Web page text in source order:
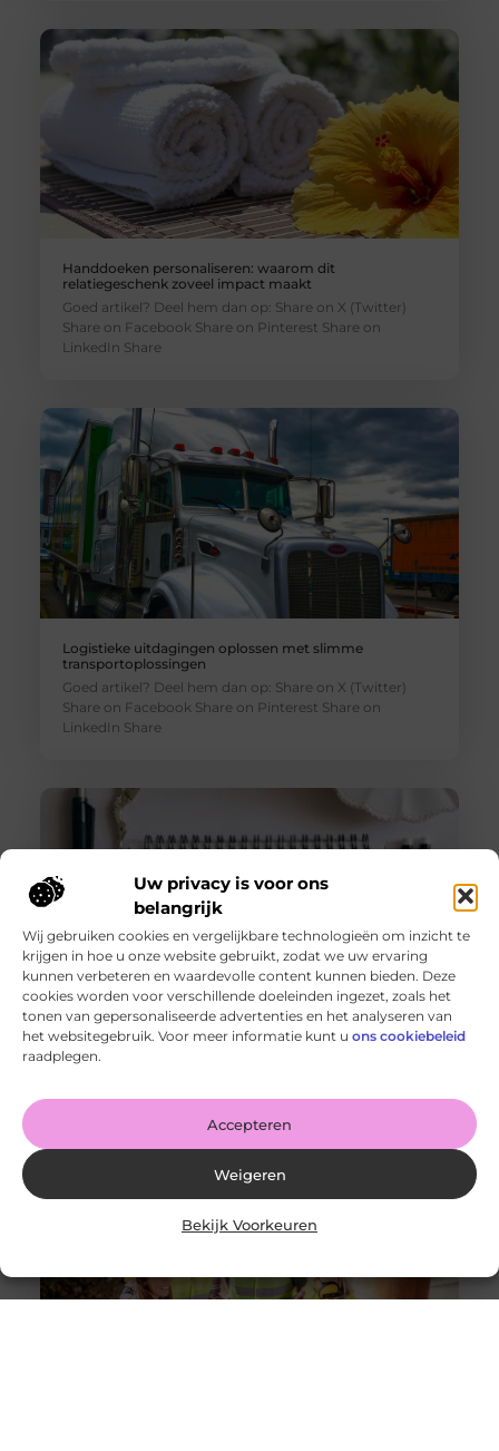
Uw privacy is voor ons
belangrijk
Wij gebruiken cookies en vergelijkbare technologieën om inzicht te
krijgen in hoe u onze website gebruikt, zodat we uw ervaring
kunnen verbeteren en waardevolle content kunnen bieden. Deze
cookies worden voor verschillende doeleinden ingezet, zoals het
tonen van gepersonaliseerde advertenties en het analyseren van
het websitegebruik. Voor meer informatie kunt u ons cookiebeleid
raadplegen.
Accepteren
Weigeren
Bekijk Voorkeuren
Handdoeken personaliseren: waarom dit
relatiegeschenk zoveel impact maakt
Goed artikel? Deel hem dan op: Share on X (Twitter)
Share on Facebook Share on Pinterest Share on
LinkedIn Share
Logistieke uitdagingen oplossen met slimme
transportoplossingen
Goed artikel? Deel hem dan op: Share on X (Twitter)
Share on Facebook Share on Pinterest Share on
LinkedIn Share
De voordelen van het drukken van kalenders voor jouw
bedrijf!
Goed artikel? Deel hem dan op: Share on X (Twitter)